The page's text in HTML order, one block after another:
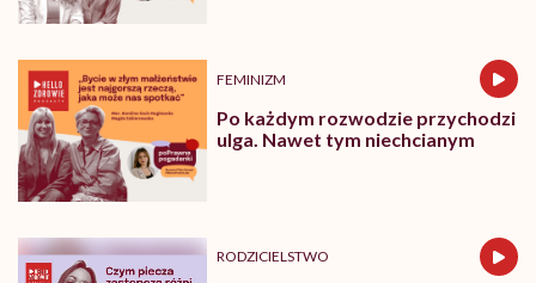
FEMINIZM
Po każdym rozwodzie przychodzi
ulga. Nawet tym niechcianym
RODZICIELSTWO